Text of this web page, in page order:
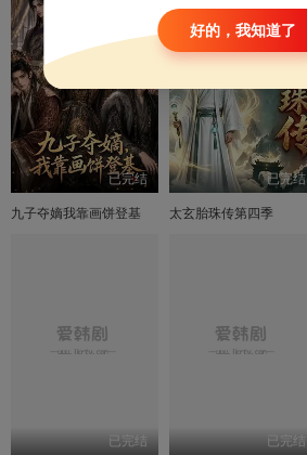
已完结
九子夺嫡我靠画饼登基
已完结
太玄胎珠传第四季
已完结 已完结
好的，我知道了